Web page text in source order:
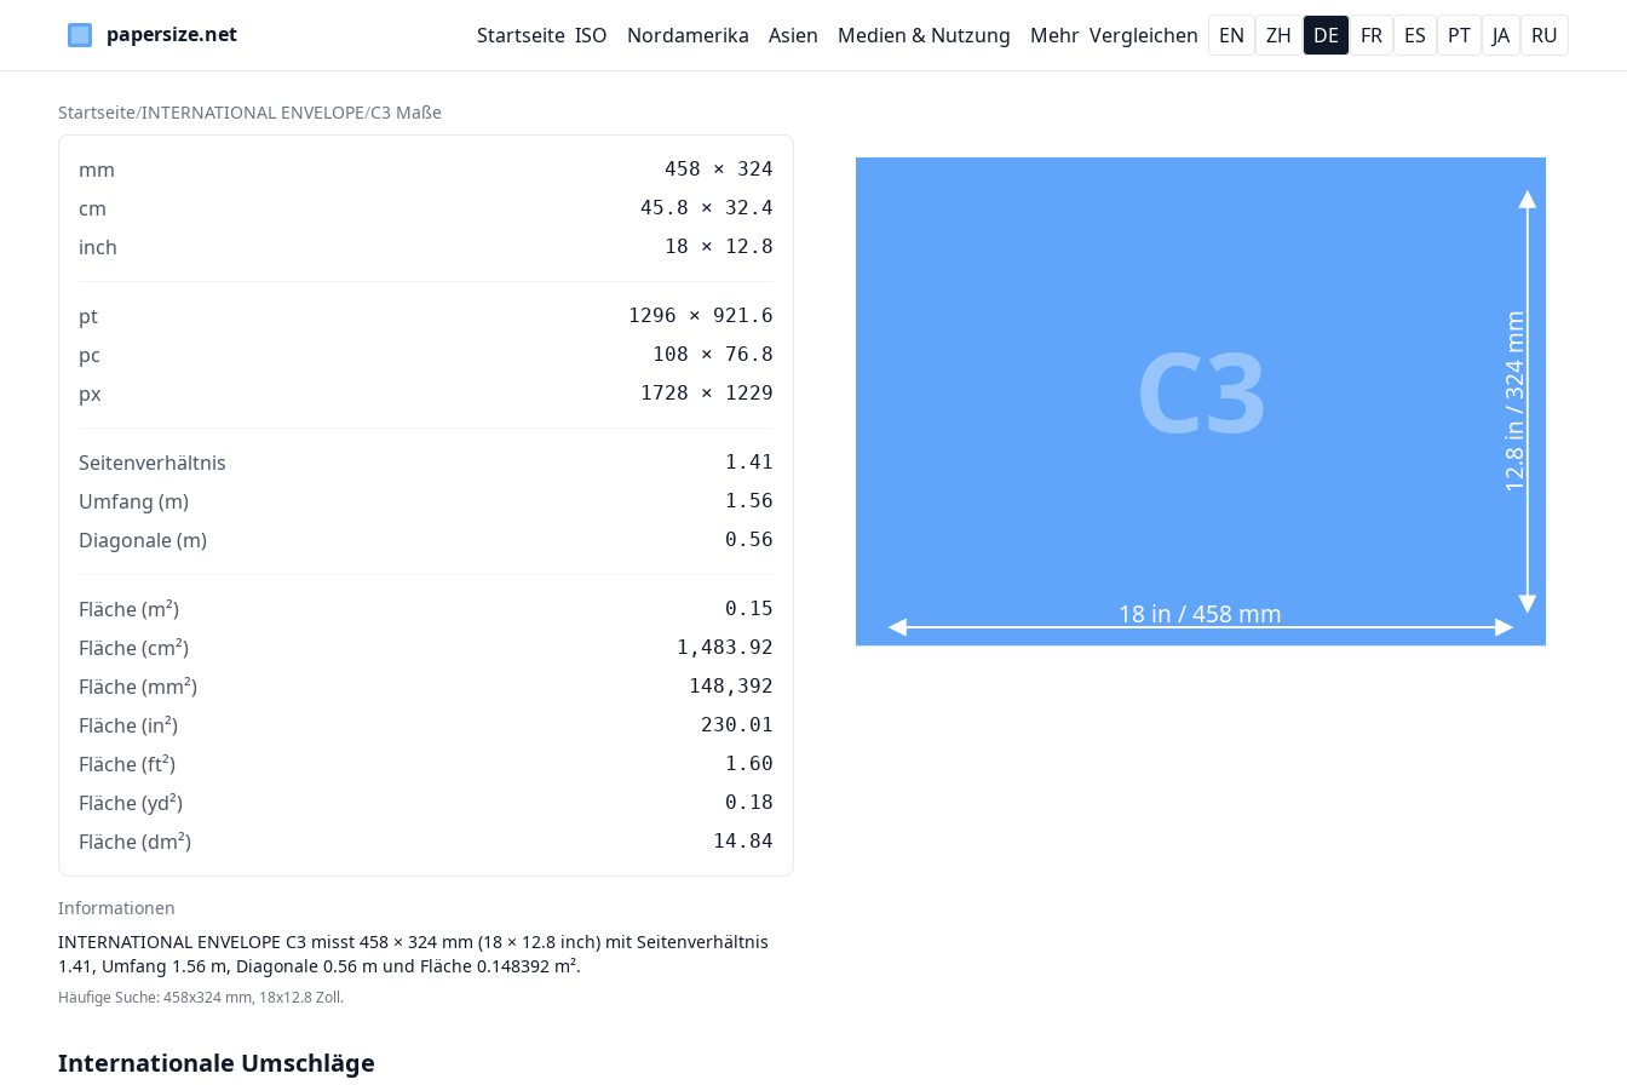
Paper Sizes Startseite ISO Nordamerika Asien Medien & Nutzung Mehr Vergleichen EN ZH DE FR ES PT JA RU
Startseite/INTERNATIONAL ENVELOPE/C3 Maße
mm 458 × 324
cm 45.8 × 32.4
inch 18 × 12.8
pt 1296 × 921.6
pc 108 × 76.8
px 1728 × 1229
Seitenverhältnis 1.41
Umfang (m) 1.56
Diagonale (m) 0.56
Fläche (m²) 0.15
Fläche (cm²) 1,483.92
Fläche (mm²) 148,392
Fläche (in²) 230.01
Fläche (ft²) 1.60
Fläche (yd²) 0.18
Fläche (dm²) 14.84
Informationen
INTERNATIONAL ENVELOPE C3 misst 458 × 324 mm (18 × 12.8 inch) mit Seitenverhältnis
1.41, Umfang 1.56 m, Diagonale 0.56 m und Fläche 0.148392 m².
Häufige Suche: 458x324 mm, 18x12.8 Zoll.
18 in / 458 mm
12.8 in / 324 mm
C3
Internationale Umschläge